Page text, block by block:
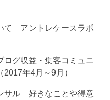
て アントレケースラボ
グ収益・集客コミュニ
年4月～9月）
サル 好きなことや得意